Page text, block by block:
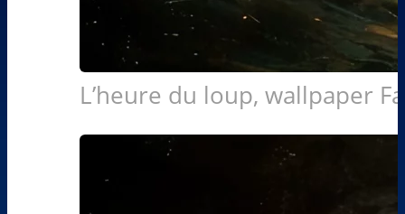
L’heure du loup, wallpaper